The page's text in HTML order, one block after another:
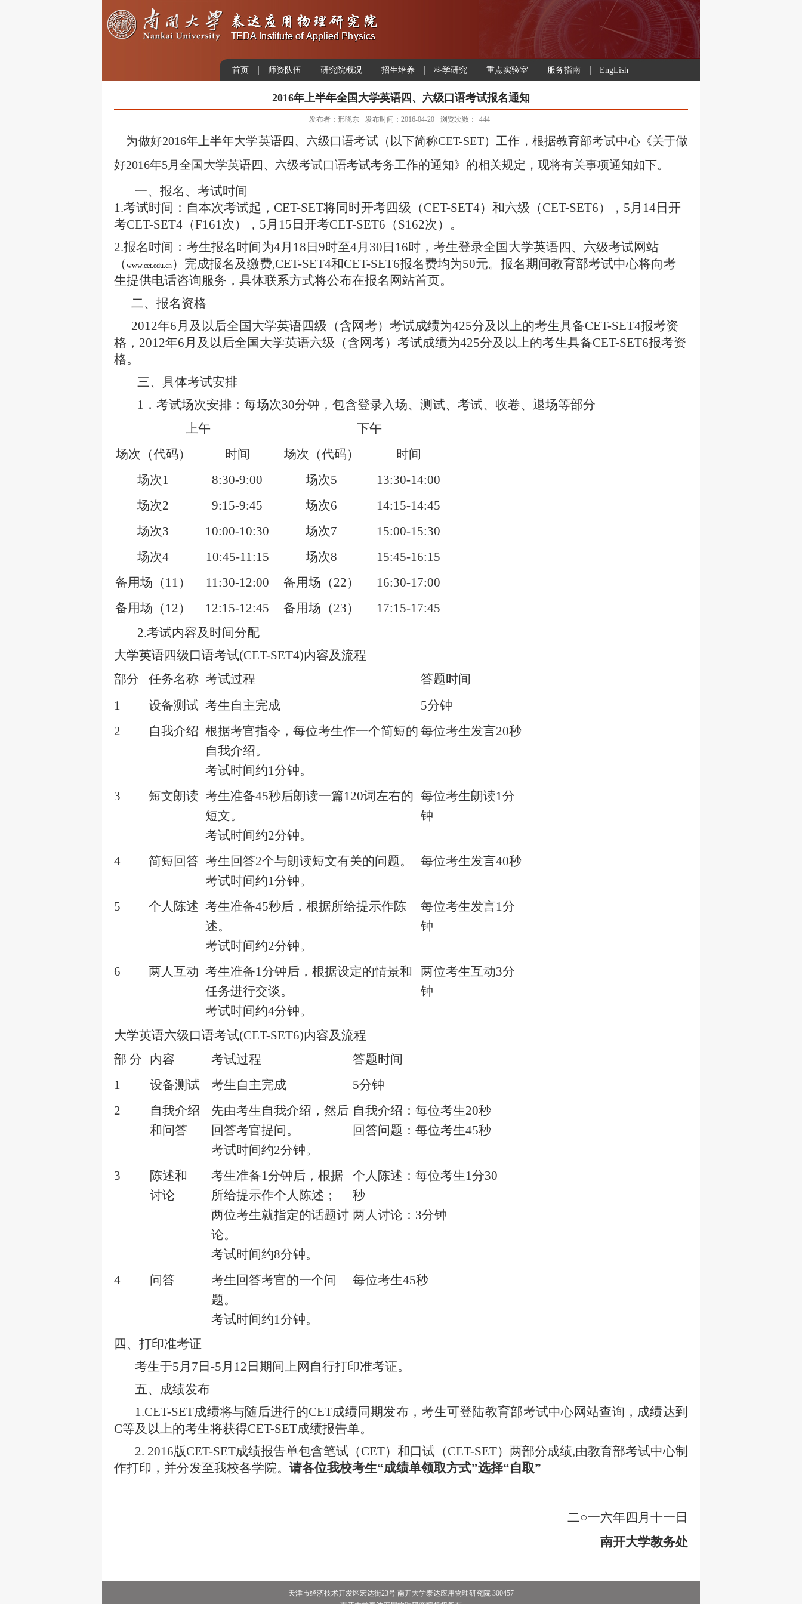
首页 师资队伍 研究院概况 招生培养 科学研究 重点实验室 服务指南 EngLish
2016年上半年全国大学英语四、六级口语考试报名通知
发布者：邢晓东 发布时间：2016-04-20 浏览次数： 444
为做好2016年上半年大学英语四、六级口语考试（以下简称CET-SET）工作，根据教育部考试中心《关于做
好2016年5月全国大学英语四、六级考试口语考试考务工作的通知》的相关规定，现将有关事项通知如下。
一、报名、考试时间
1.考试时间：自本次考试起， CET-SET将同时开考四级（CET-SET4）和六级（CET-SET6）， 5月 14日开
考CET-SET4 （F161次）， 5月 15 日开考CET-SET6 （S162次）。
2.报名时间：考生报名时间为4月 18 日 9时至4月 30 日 16时，考生登录全国大学英语四、六级考试网站
（ www.cet.edu.cn ）完成报名及缴费,CET-SET4和CET-SET6报名费均为50元。报名期间教育部考试中心将向考
生提供电话咨询服务，具体联系方式将公布在报名网站首页。
二、报名资格
2012年6月及以后全国大学英语四级（含网考）考试成绩为425分及以上的考生具备CET-SET4报考资
格， 2012年6月及以后全国大学英语六级（含网考）考试成绩为425分及以上的考生具备CET-SET6报考资
格。
三、具体考试安排
1 ．考试场次安排：每场次30分钟，包含登录入场、测试、考试、收卷、退场等部分
上午
下午
场次（代码）
时间 场次（代码）
时间
场次1 8:30-9:00 场次5
13:30-14:00
场次2 9:15-9:45 场次6
14:15-14:45
场次3 10:00-10:30 场次7
15:00-15:30
场次4 10:45-11:15 场次8
15:45-16:15
备用场（ 11） 11:30-12:00 备用场（22）
16:30-17:00
备用场（ 12） 12:15-12:45 备用场（23）
17:15-17:45
2.考试内容及时间分配
大学英语四级口语考试(CET-SET4)内容及流程
部分
任务名称 考试过程
答题时间
1
设备测试 考生自主完成 5分钟
2
自我介绍 根据考官指令，每位考生作一个简短的
自我介绍。
考试时间约1分钟。
每位考生发言20秒
3 短文朗读 考生准备45秒后朗读一篇120词左右的
短文。
考试时间约2分钟。
每位考生朗读1分
钟
4 简短回答 考生回答2个与朗读短文有关的问题。
考试时间约1分钟。
每位考生发言40秒
5 个人陈述 考生准备45秒后，根据所给提示作陈
述。
考试时间约2分钟。
每位考生发言1分
钟
6 两人互动 考生准备1分钟后，根据设定的情景和
任务进行交谈。
考试时间约4分钟。
两位考生互动3分
钟
大学英语六级口语考试(CET-SET6)内容及流程
部 分
内容 考试过程
答题时间
1
设备测试 考生自主完成 5分钟
2
自我介绍
和问答
先由考生自我介绍，然后
回答考官提问。
考试时间约2分钟。
自我介绍：每位考生20秒
回答问题：每位考生45秒
3
陈述和
讨论
考生准备1分钟后，根据
所给提示作个人陈述；
两位考生就指定的话题讨
论。
考试时间约8分钟。
个人陈述：每位考生1分30
秒
两人讨论： 3分钟
4 问答
考生回答考官的一个问
题。
考试时间约1分钟。
每位考生45秒
四、打印准考证
考生于5月 7 日 -5月12 日 期间上网自行打印准考证。
五、成绩发布
1.CET-SET成绩将与随后进行的CET成绩同期发布，考生可登陆教育部考试中心网站查询，成绩达到
C等及以上的考生将获得CET-SET成绩报告单。
2. 2016版CET-SET成绩报告单包含笔试（CET）和口试（CET-SET）两部分成绩,由教育部考试中心制
作打印，并分发至我校各学院。 请各位我校考生“成绩单领取方式”选择“自取”
二○一六年四月十一日
南开大学教务处
天津市经济技术开发区宏达街23号 南开大学泰达应用物理研究院 300457